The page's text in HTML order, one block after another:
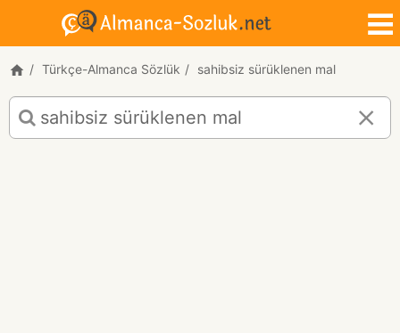
Türkçe-Almanca Sözlük sahibsiz sürüklenen mal
sahibsiz
sürüklenen
mal